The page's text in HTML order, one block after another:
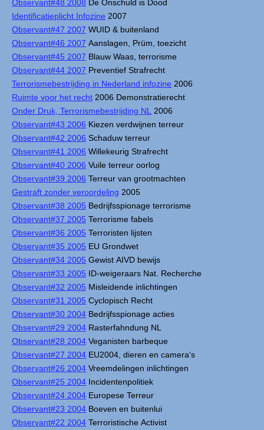
Observant#48 2008 De Onschuld is Dood
Identificatieplicht Infozine 2007
Observant#47 2007 WUID & buitenland
Observant#46 2007 Aanslagen, Prüm, toezicht
Observant#45 2007 Blauw Waas, terrorisme
Observant#44 2007 Preventief Strafrecht
Terrorismebestrijding in Nederland infozine 2006
Ruimte voor het recht 2006 Demonstratierecht
Onder Druk, Terrorismebestrijding NL
2006
Observant#43 2006 Kiezen verdwijnen terreur
Observant#42 2006 Schaduw terreur
Observant#41 2006 Willekeurig Strafrecht
Observant#40 2006 Vuile terreur oorlog
Observant#39 2006 Terreur van grootmachten
Gestraft zonder veroordeling 2005
Observant#38 2005 Bedrijfsspionage terrorisme
Observant#37 2005 Terrorisme fabels
Observant#36 2005 Terroristen lijsten
Observant#35 2005 EU Grondwet
Observant#34 2005 Gewist AIVD bewijs
Observant#33 2005 ID-weigeraars Nat. Recherche
Observant#32 2005 Misleidende inlichtingen
Observant#31 2005 Cyclopisch Recht
Observant#30 2004 Bedrijfsspionage acties
Observant#29 2004 Rasterfahndung NL
Observant#28 2004 Veganisten barbeque
Observant#27 2004 EU2004, dieren en camera's
Observant#26 2004 Vreemdelingen inlichtingen
Observant#25 2004 Incidentenpolitiek
Observant#24 2004 Europese Terreur
Observant#23 2004 Boeven en buitenlui
Observant#22 2004 Terroristische Activist